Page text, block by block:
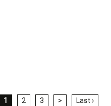
1 2 3 > Last ›